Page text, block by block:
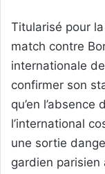
Titularisé pour
match contre
internationale
confirmer son
qu’en
l’international
une sortie
gardien parisien